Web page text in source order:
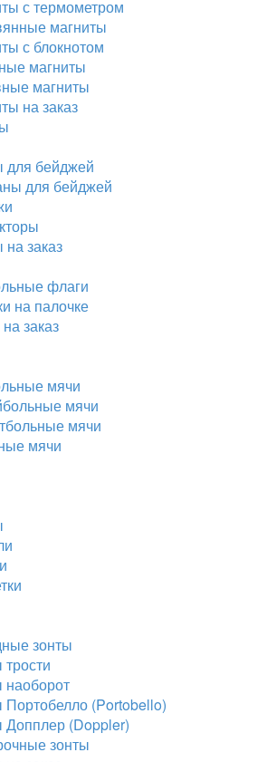
с термометром
магниты
с блокнотом
магниты
магниты
на заказ
для бейджей
для бейджей
заказ
флаги
на палочке
заказ
мячи
мячи
мячи
мячи
зонты
наоборот
Портобелло (Portobello)
Допплер (Doppler)
зонты